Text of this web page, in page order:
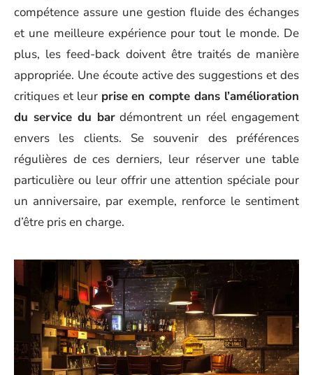
compétence assure une gestion fluide des échanges
et une meilleure expérience pour tout le monde. De
plus, les feed-back doivent être traités de manière
appropriée. Une écoute active des suggestions et des
critiques et leur prise en compte dans l’amélioration
du service du bardémontrent un réel engagement
envers les clients. Se souvenir des préférences
régulières de ces derniers, leur réserver une table
particulière ou leur offrir une attention spéciale pour
un anniversaire, par exemple, renforce le sentiment
d’être pris en charge.